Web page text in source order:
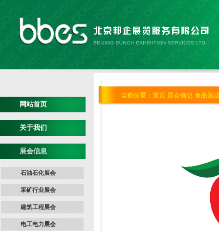
网站首页
关于我们
展会信息
石油石化展会
采矿行业展会
建筑工程展会
电工电力展会
当前位置： 首页-展会信息-食品酒